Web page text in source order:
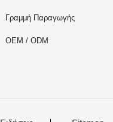
Γραμμή Παραγωγής
OEM / ODM